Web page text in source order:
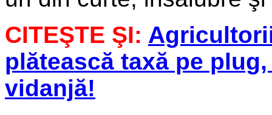
CITEŞTE ŞI:
plătească taxă pe
vidanjă!